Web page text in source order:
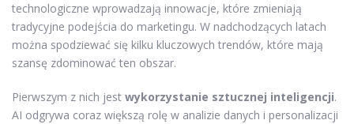
technologiczne wprowadzają innowacje, które zmieniają
tradycyjne podejścia do marketingu. W nadchodzących latach
można spodziewać się kilku kluczowych trendów, które mają
szansę zdominować ten obszar.
Pierwszym z nich jest wykorzystanie sztucznej inteligencji.
AI odgrywa coraz większą rolę w analizie danych i personalizacji